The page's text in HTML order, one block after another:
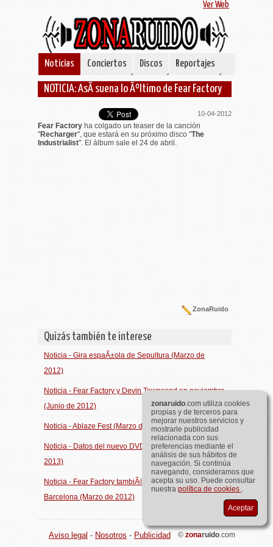
Ver Web
Noticias Conciertos Discos Reportajes
NOTICIA: AsÃ­ suena lo Ãºltimo de Fear Factory
10-04-2012
Fear Factory ha colgado un teaser de la canción
"Recharger", que estará en su próximo disco "The
Industrialist". El álbum sale el 24 de abril.
ZonaRuido
Quizás también te interese
Noticia - Gira espaÃ±ola de Sepultura (Marzo de
2012)
Noticia - Fear Factory y Devin Townsend en noviembre
(Junio de 2012)
Noticia - Ablaze Fest (Marzo de 2013)
Noticia - Datos del nuevo DVD de Ministry (Mayo de
2013)
Noticia - Fear Factory tambiÃ©n pasarán por
Barcelona (Marzo de 2012)
Aviso legal - Nosotros - Publicidad © zonaruido.com
zonaruido.com utiliza cookies
propias y de terceros para
mejorar nuestros servicios y
mostrarle publicidad
relacionada con sus
preferencias mediante el
análisis de sus hábitos de
navegación. Si continúa
navegando, consideramos que
acepta su uso. Puede consultar
nuestra política de cookies .
Aceptar